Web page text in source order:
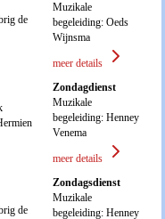
de
Muzikale
begeleiding: Oeds
Wijnsma
meer details
Zondagdienst
Muzikale
begeleiding: Henney
Venema
meer details
de
Zondagsdienst
Muzikale
begeleiding: Henney